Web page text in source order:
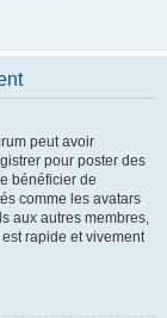
peut avoir
pour poster des
bénéficier de
comme les avatars
aux autres membres,
rapide et vivement